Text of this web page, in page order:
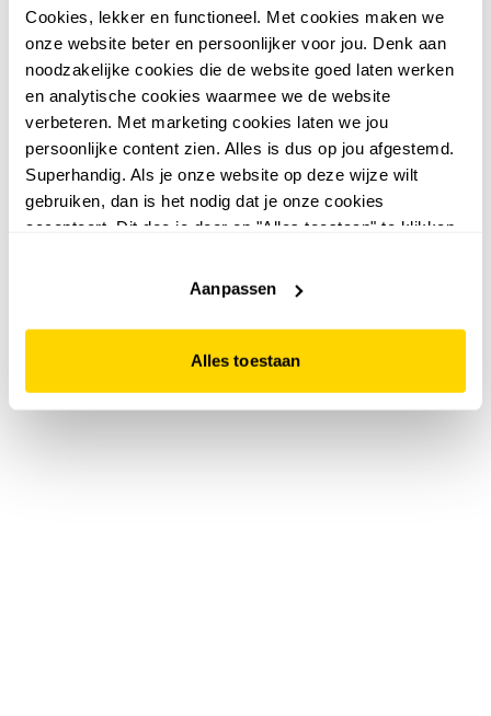
Cookies, lekker en functioneel. Met cookies maken we
onze website beter en persoonlijker voor jou. Denk aan
noodzakelijke cookies die de website goed laten werken
en analytische cookies waarmee we de website
verbeteren. Met marketing cookies laten we jou
persoonlijke content zien. Alles is dus op jou afgestemd.
Superhandig. Als je onze website op deze wijze wilt
gebruiken, dan is het nodig dat je onze cookies
accepteert. Dit doe je door op "Alles toestaan" te klikken.
website niet optimaal functioneert.
Aanpassen
Alles toestaan